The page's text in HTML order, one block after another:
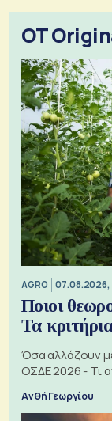
OT
AGRO 07.08.2026,
Ποιοι
Τα
Όσα αλλάζουν
ΟΣΔΕ 2026 - Τι
Ανθή Γεωργίου